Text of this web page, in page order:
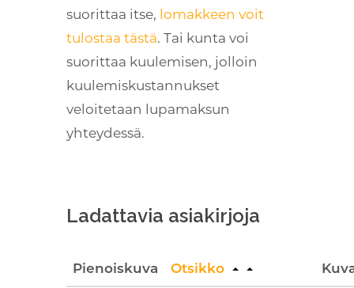
suorittaa itse, lomakkeen voit
tulostaa tästä. Tai kunta voi
suorittaa kuulemisen, jolloin
kuulemiskustannukset
veloitetaan lupamaksun
yhteydessä.
Ladattavia asiakirjoja
Pienoiskuva Otsikko